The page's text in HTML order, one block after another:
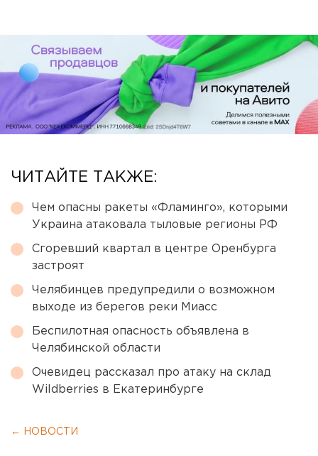
ЧИТАЙТЕ ТАКЖЕ:
Чем опасны ракеты «Фламинго», которыми
Украина атаковала тыловые регионы РФ
Сгоревший квартал в центре Оренбурга
застроят
Челябинцев предупредили о возможном
выходе из берегов реки Миасс
Беспилотная опасность объявлена в
Челябинской области
Очевидец рассказал про атаку на склад
Wildberries в Екатеринбурге
← НОВОСТИ